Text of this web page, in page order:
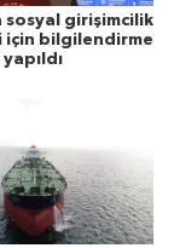
sosyal girişimcilik
için bilgilendirme